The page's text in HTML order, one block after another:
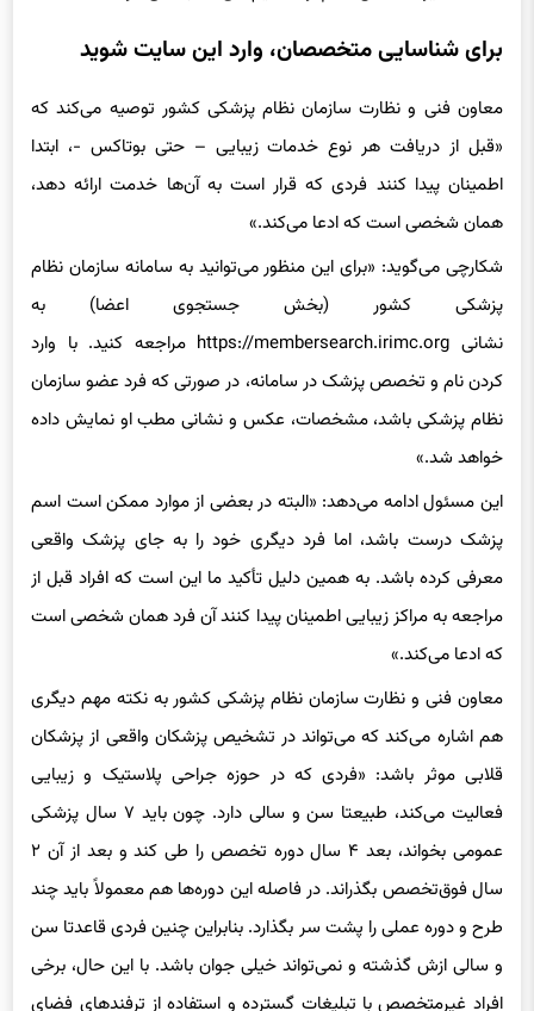
برای شناسایی متخصصان، وارد این سایت شوید
معاون فنی و نظارت سازمان نظام پزشکی کشور توصیه می‌کند که
«قبل از دریافت هر نوع خدمات زیبایی – حتی بوتاکس -، ابتدا
اطمینان پیدا کنند فردی که قرار است به آن‌ها خدمت ارائه دهد،
همان شخصی است که ادعا می‌کند.»
شکارچی می‌گوید: «برای این منظور می‌توانید به سامانه سازمان نظام
پزشکی کشور (بخش جستجوی اعضا) به
نشانی https://membersearch.irimc.org مراجعه کنید. با وارد
کردن نام و تخصص پزشک در سامانه، در صورتی که فرد عضو سازمان
نظام پزشکی باشد، مشخصات، عکس و نشانی مطب او نمایش داده
خواهد شد.»
این مسئول ادامه می‌دهد: «البته در بعضی از موارد ممکن است اسم
پزشک درست باشد، اما فرد دیگری خود را به جای پزشک واقعی
معرفی کرده باشد. به همین دلیل تأکید ما این است که افراد قبل از
مراجعه به مراکز زیبایی اطمینان پیدا کنند آن فرد همان شخصی است
که ادعا می‌کند.»
معاون فنی و نظارت سازمان نظام پزشکی کشور به نکته مهم دیگری
هم اشاره می‌کند که می‌تواند در تشخیص پزشکان واقعی از پزشکان
قلابی موثر باشد: «فردی که در حوزه جراحی پلاستیک و زیبایی
فعالیت می‌کند، طبیعتا سن و سالی دارد. چون باید ۷ سال پزشکی
عمومی بخواند، بعد ۴ سال دوره تخصص را طی کند و بعد از آن ۲
سال فوق‌تخصص بگذراند. در فاصله این دوره‌ها هم معمولاً باید چند
طرح و دوره عملی را پشت سر بگذارد. بنابراین چنین فردی قاعدتا سن
و سالی ازش گذشته و نمی‌تواند خیلی جوان باشد. با این حال، برخی
افراد غیرمتخصص با تبلیغات گسترده و استفاده از ترفندهای فضای